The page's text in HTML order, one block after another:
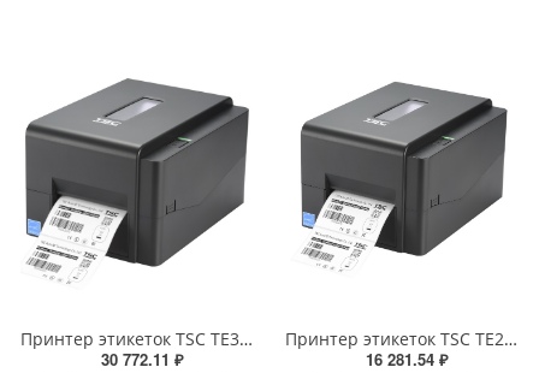
Принтер этикеток TSC TE300 (термотрансферный, печать 300dpi, USB) 99-065A701-00LF00
30 772.11 ₽
Принтер этикеток TSC TE200 (термотрансферный, 203dpi, 99-065A101-R0LF05, 99-065A101-R0LF00)
16 281.54 ₽